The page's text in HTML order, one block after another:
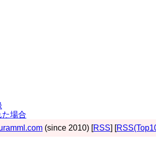
場合
(since 2010) [RSS] [